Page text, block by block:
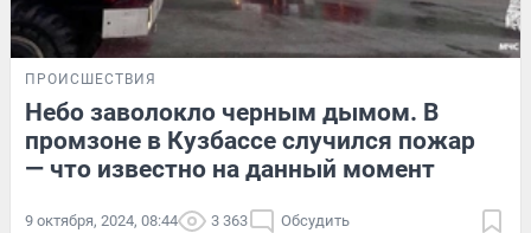
ПРОИСШЕСТВИЯ
Небо заволокло черным дымом. В
промзоне в Кузбассе случился пожар
— что известно на данный момент
9 октября, 2024, 08:44 3 363 Обсудить